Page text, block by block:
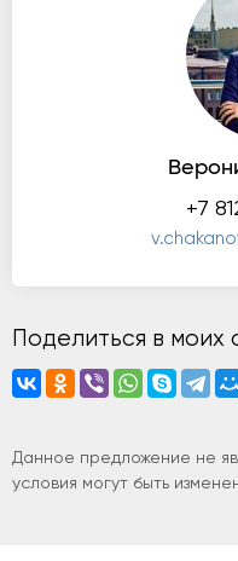
+7
Поделиться в моих
Данное предложение не
условия могут быть